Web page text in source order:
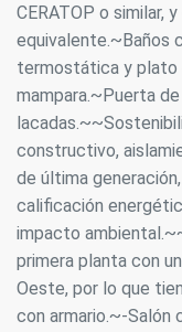
CERATOP o similar,
equivalente.~Baños
termostática y plato
mampara.~Puerta
constructivo,
de última
calificación
impacto
primera planta con
Oeste, por lo que
con armario.~-Salón